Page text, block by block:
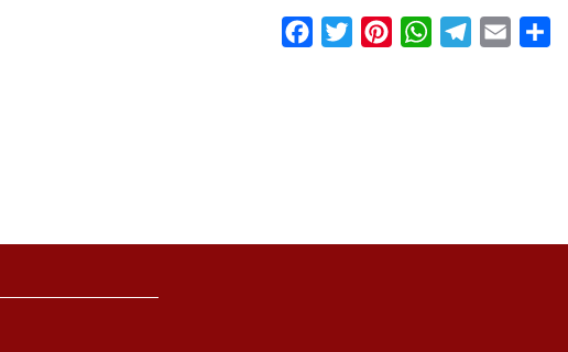
FacebookTwitterPinterestWhatsAppTelegram
Email